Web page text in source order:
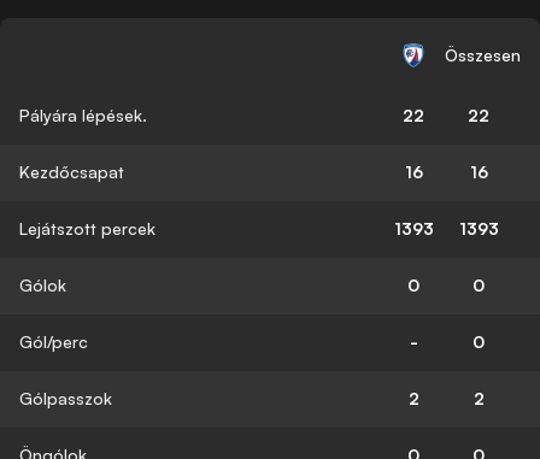
Összesen
Pályára lépések. 22 22
Kezdőcsapat 16 16
Lejátszott percek 1393 1393
Gólok 0 0
Gól/perc - 0
Gólpasszok 2 2
Öngólok 0 0